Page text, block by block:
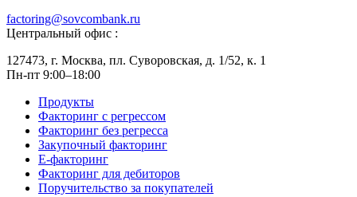
factoring@sovcombank.ru
Центральный офис :
127473, г. Москва, пл. Суворовская, д. 1/52, к. 1
Пн-пт 9:00–18:00
Продукты
Факторинг с регрессом
Факторинг без регресса
Закупочный факторинг
E-факторинг
Факторинг для дебиторов
Поручительство за покупателей